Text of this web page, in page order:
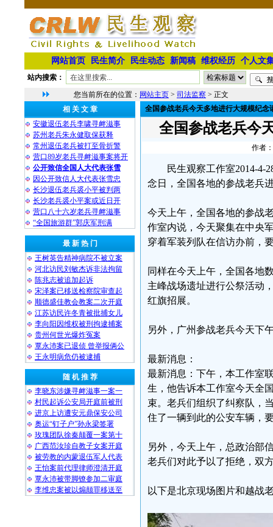
网站首页 民生简介 民生动态 新闻稿 维权经历 个人文
站内搜索：
您当前所在的位置： 网站主页 > 司法监察 > 正文
相 关 文 章
安徽退伍老兵李啸寻衅滋事
苏州老兵朱永健取保获释
常州退伍老兵被打至骨折警
营口89岁老兵寻衅滋事案将开
公开致信全国人大代表张雪
因公开致信人大代表张雪忠
长沙退伍老兵裘小平被判两
长沙老兵裘小平案或近日开
营口八十六岁老兵寻衅滋事
“全国旅游群”郭庆军刑满
最 新 热 门
王树英告精神病院不被立案
河北访民刘敏杰诉非法拘留
陈兆志被追加起诉
宋泽案已移送检察院审查起
顺德盛佳教会教案二次开庭
江苏访民许冬青被批捕女儿
李向阳因维权被刑拘逮捕案
贵州何世光爆炸冤案
覃永沛案已退侦 曾举报俩公
王永明病危仍被逮捕
随 机 推 荐
李晓东涉嫌寻衅滋事一案一
村民起诉公安局开庭前被刑
进京上访遭安元鼎保安公司
奥运“钉子户”孙永梁签署
玫瑰团队徐秦颠覆一案第十
广西范汝珍自教子女案开庭
被劳教的内蒙退伍军人代表
王怡案前代理律师澄清开庭
覃永沛被带脚镣参加二审庭
李维忠案被以煽颠罪移送至
全国参战老兵今天多地进行大规模纪念
全国参战老兵今
作者
民生观察工作室2014-4-
念日，全国各地的参战老兵
今天上午，全国各地的参战
作室内说，今天聚集在中央
穿着军装列队在信访办前，
同样在今天上午，全国各地
主峰战场遗址进行公祭活动
红旗招展。
另外，广州参战老兵今天下
最新消息：
最新消息：下午，本工作室
生，他告诉本工作室今天全
束。老兵们组织了纠察队，
住了一辆到此的公安车辆，
另外，今天上午，总政治部
老兵们对此予以了拒绝，双
以下是北京现场图片和越战